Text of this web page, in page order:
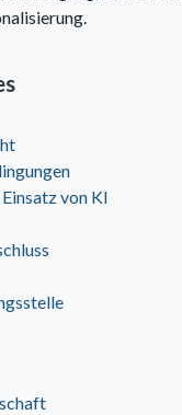
von KI